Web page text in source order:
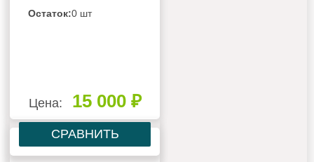
Остаток:0 шт
Цена: 15 000 ₽
СРАВНИТЬ